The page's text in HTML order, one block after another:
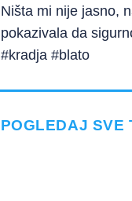
Ništa mi nije jasno,
pokazivala da
#kradja #blato
POGLEDAJ SVE